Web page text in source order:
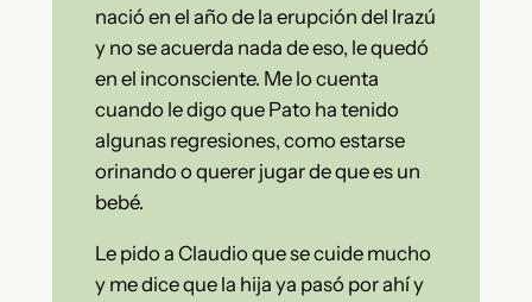
nació en el año de la erupción del Irazú
y no se acuerda nada de eso, le quedó
en el inconsciente. Me lo cuenta
cuando le digo que Pato ha tenido
algunas regresiones, como estarse
orinando o querer jugar de que es un
bebé.
Le pido a Claudio que se cuide mucho
y me dice que la hija ya pasó por ahí y